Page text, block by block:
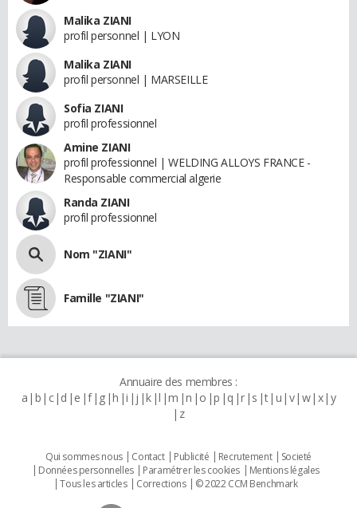
Malika ZIANI
profil personnel | LYON
Malika ZIANI
profil personnel | MARSEILLE
Sofia ZIANI
profil professionnel
Amine ZIANI
profil professionnel | WELDING ALLOYS FRANCE -
Responsable commercial algerie
Randa ZIANI
profil professionnel
Nom "ZIANI"
Famille "ZIANI"
Annuaire des membres :
a b c d e f g h i j k l m n o p q r s t u v w x y
z
Qui sommes nous Contact Publicité Recrutement
Societé
Données personnelles
Paramétrer les cookies
Mentions légales
Tous les articles
Corrections © 2022 CCM Benchmark